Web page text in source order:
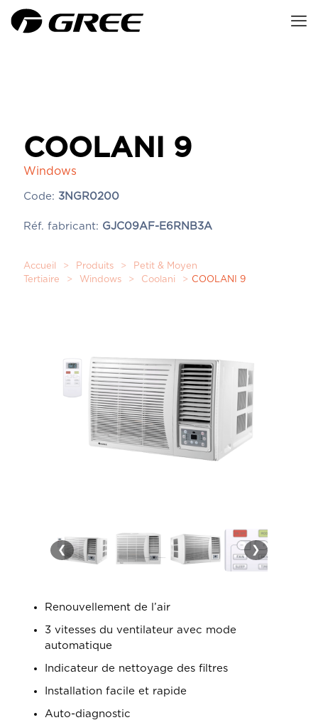
COOLANI 9
Windows
Code: 3NGR0200
Réf. fabricant: GJC09AF-E6RNB3A
Accueil > Produits >
Petit & Moyen
Tertiaire
> Windows > Coolani > COOLANI 9
❮ ❯
Renouvellement de l’air
3 vitesses du ventilateur avec mode
automatique
Indicateur de nettoyage des filtres
Installation facile et rapide
Auto-diagnostic